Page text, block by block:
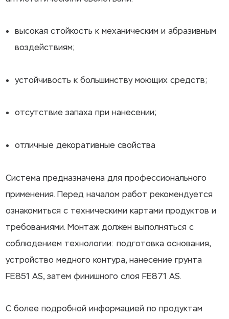
высокая стойкость к механическим и абразивным
воздействиям;
устойчивость к большинству моющих средств;
отсутствие запаха при нанесении;
отличные декоративные свойства
Система предназначена для профессионального
применения. Перед началом работ рекомендуется
ознакомиться с техническими картами продуктов и
требованиями. Монтаж должен выполняться с
соблюдением технологии: подготовка основания,
устройство медного контура, нанесение грунта
FE851 AS, затем финишного слоя FE871 AS.
С более подробной информацией по продуктам